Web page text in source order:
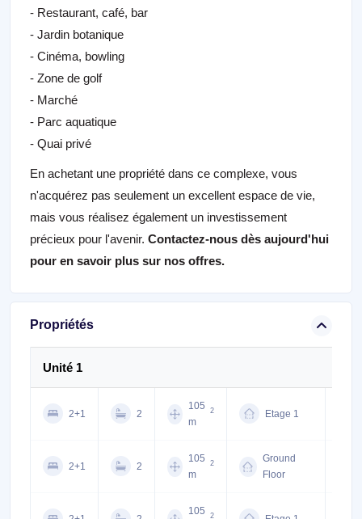
- Restaurant, café, bar
- Jardin botanique
- Cinéma, bowling
- Zone de golf
- Marché
- Parc aquatique
- Quai privé
En achetant une propriété dans ce complexe, vous
n'acquérez pas seulement un excellent espace de vie,
mais vous réalisez également un investissement
précieux pour l'avenir. Contactez-nous dès aujourd'hui
pour en savoir plus sur nos offres.
Propriétés
Unité 1
2+1 2
105
m
2 Etage 1
2+1 2
105
m
2
Ground
Floor
105
2